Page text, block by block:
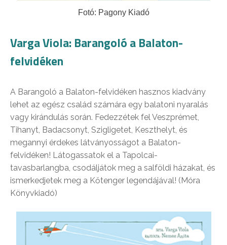
Fotó: Pagony Kiadó
Varga Viola: Barangoló a Balaton-
felvidéken
A Barangoló a Balaton-felvidéken hasznos kiadvány
lehet az egész család számára egy balatoni nyaralás
vagy kirándulás során. Fedezzétek fel Veszprémet,
Tihanyt, Badacsonyt, Szigligetet, Keszthelyt, és
megannyi érdekes látványosságot a Balaton-
felvidéken! Látogassatok el a Tapolcai-
tavasbarlangba, csodáljátok meg a salföldi házakat, és
ismerkedjetek meg a Kőtenger legendájával! (Móra
Könyvkiadó)